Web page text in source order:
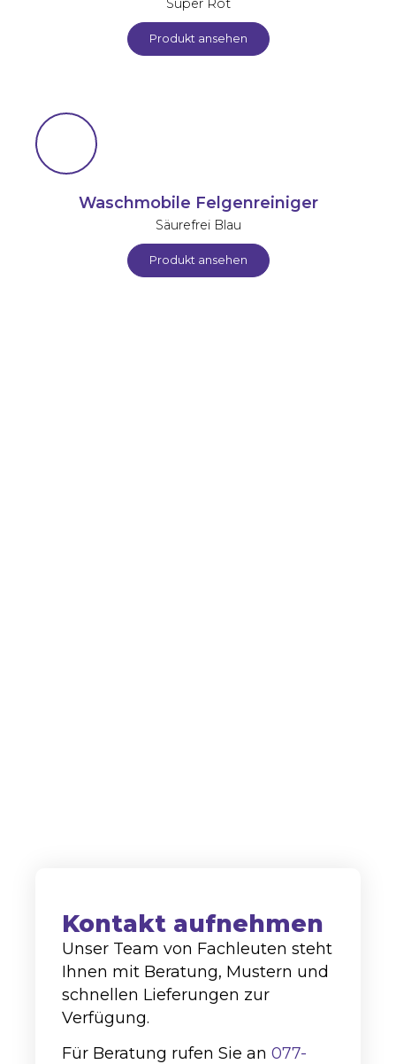
Super Rot
Produkt ansehen
Waschmobile Felgenreiniger
Säurefrei Blau
Produkt ansehen
Kontakt aufnehmen
Unser Team von Fachleuten steht
Ihnen mit Beratung, Mustern und
schnellen Lieferungen zur
Verfügung.
Für Beratung rufen Sie an 077-